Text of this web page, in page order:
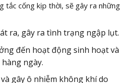
tắc cống kịp thời, sẽ gây ra những
ra, gây ra tình trạng ngập lụt.
đến hoạt động sinh hoạt và
ngày.
gây ô nhiễm không khí do